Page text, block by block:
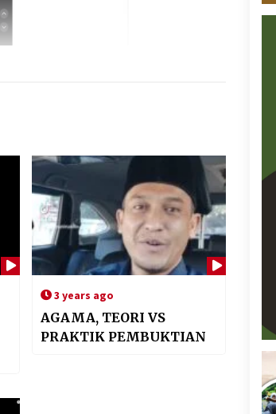
3 years ago
AGAMA, TEORI VS
PRAKTIK PEMBUKTIAN